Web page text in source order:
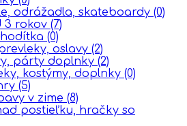
odrážadla, skateboardy (0)
3 rokov (7)
(0)
oslavy (2)
párty doplnky (2)
kostýmy, doplnky (0)
(5)
v zime (8)
postieľku, hračky so